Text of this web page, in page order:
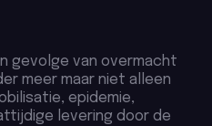
gevolge van overmacht
meer maar niet alleen
epidemie,
levering door de